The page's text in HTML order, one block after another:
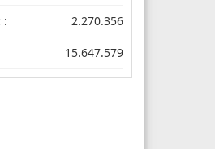
: 2.270.356
15.647.579